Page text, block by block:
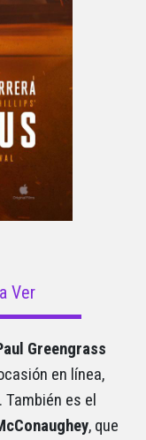
Ver
Greengrass
en línea,
es el
, que